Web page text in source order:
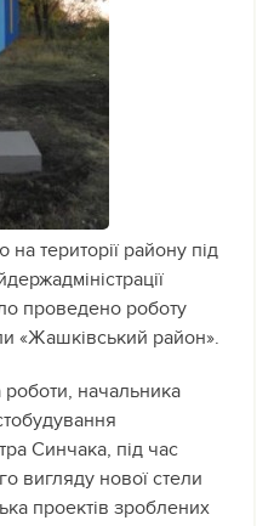
території району під
проведено роботу
«Жашківський район».
роботи, начальника
Синчака, під час
вигляду нової стели
проектів зроблених